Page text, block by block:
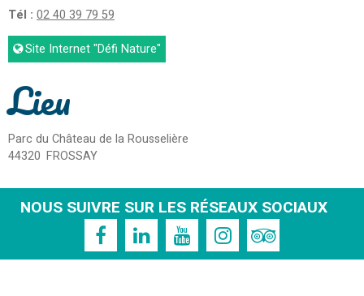
Tél : 02 40 39 79 59
Site Internet"Défi Nature"
Lieu
Parc du Château de la Rousselière
44320 FROSSAY
NOUS SUIVRE SUR LES RÉSEAUX SOCIAUX